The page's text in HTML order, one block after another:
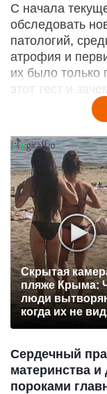
C начала
обследовать
патологий,
атрофия и
их было только
этот тест и
Скрытая
пляже Крыма:
люди
когда их не
Сердечный
материнства и
пороками